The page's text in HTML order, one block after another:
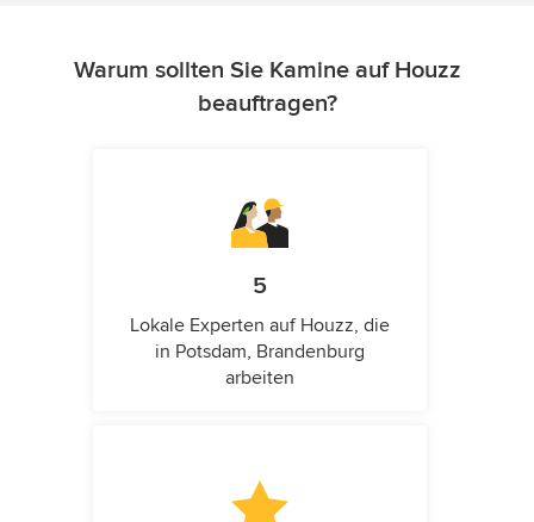
Warum sollten Sie Kamine auf Houzz
beauftragen?
5
Lokale Experten auf Houzz, die
in Potsdam, Brandenburg
arbeiten